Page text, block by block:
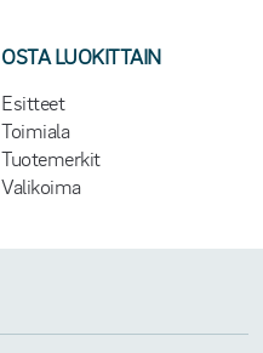
OSTA LUOKITTAIN
Esitteet
Toimiala
Tuotemerkit
Valikoima